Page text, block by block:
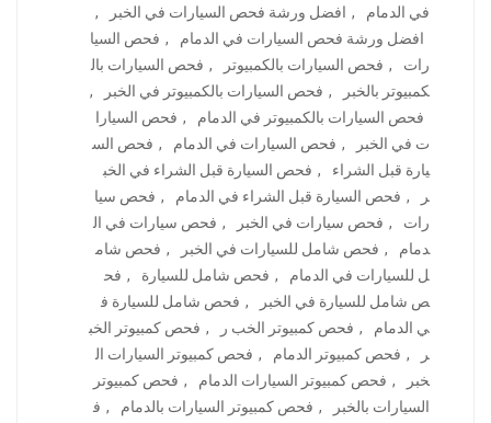
في الدمام
, افضل ورشة فحص السيارات في الخبر
,
افضل ورشة فحص السيارات في الدمام
, فحص السيا
رات
, فحص السيارات بالكمبيوتر , فحص السيارات بال
كمبيوتر بالخبر
, فحص السيارات بالكمبيوتر في الخبر
,
فحص السيارات بالكمبيوتر في الدمام
, فحص السيارا
ت في الخبر
, فحص السيارات في الدمام , فحص الس
يارة قبل الشراء
, فحص السيارة قبل الشراء في الخب
ر
, فحص السيارة قبل الشراء في الدمام , فحص سيا
رات
, فحص سيارات في الخبر , فحص سيارات في ال
دمام
, فحص شامل للسيارات في الخبر , فحص شام
ل للسيارات في الدمام
, فحص شامل للسيارة , فح
ص شامل للسيارة في الخبر
, فحص شامل للسيارة ف
ي الدمام
, فحص كمبيوتر الخب ر , فحص كمبيوتر الخب
ر
, فحص كمبيوتر الدمام , فحص كمبيوتر السيارات ال
خبر
, فحص كمبيوتر السيارات الدمام , فحص كمبيوتر
السيارات بالخبر
, فحص كمبيوتر السيارات بالدمام , ف